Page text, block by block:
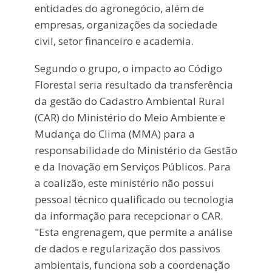
entidades do agronegócio, além de
empresas, organizações da sociedade
civil, setor financeiro e academia.
Segundo o grupo, o impacto ao Código
Florestal seria resultado da transferência
da gestão do Cadastro Ambiental Rural
(CAR) do Ministério do Meio Ambiente e
Mudança do Clima (MMA) para a
responsabilidade do Ministério da Gestão
e da Inovação em Serviços Públicos. Para
a coalizão, este ministério não possui
pessoal técnico qualificado ou tecnologia
da informação para recepcionar o CAR.
"Esta engrenagem, que permite a análise
de dados e regularização dos passivos
ambientais, funciona sob a coordenação